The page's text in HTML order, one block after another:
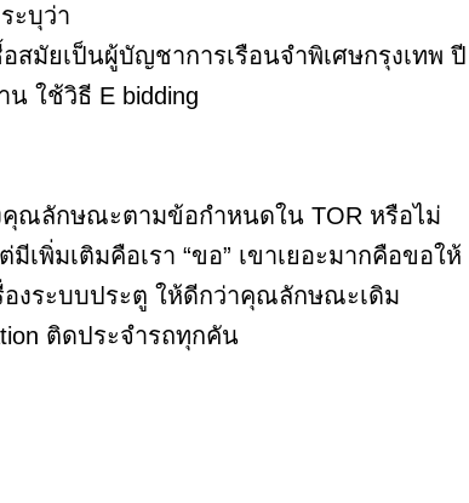
ะบุว่า
มัยเป็นผู้บัญชาการเรือนจำพิเศษกรุงเทพ ปี
ใช้วิธี E bidding
คุณลักษณะตามข้อกำหนดใน TOR หรือไม่
พิ่มเติมคือเรา “ขอ” เขาเยอะมากคือขอให้
องระบบประตู ให้ดีกว่าคุณลักษณะเดิม
ติดประจำรถทุกคัน